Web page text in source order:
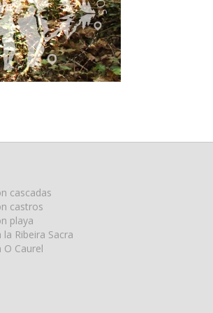
cascadas
castros
playa
Ribeira Sacra
O Caurel